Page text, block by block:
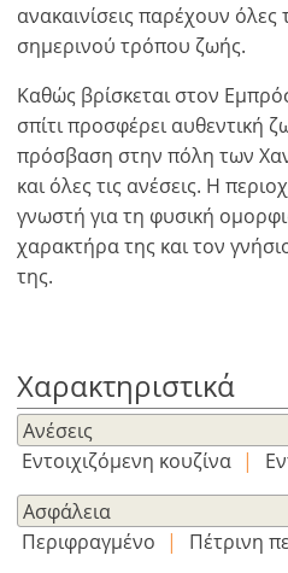
ανακαινίσεις παρέχουν όλες
σημερινού τρόπου ζωής.
Καθώς βρίσκεται στον
σπίτι προσφέρει αυθεντική
πρόσβαση στην πόλη των
και όλες τις ανέσεις. Η
γνωστή για τη φυσική
χαρακτήρα της και τον
της.
Χαρακτηριστικά
Ανέσεις
Εντοιχιζόμενη κουζίνα |
Ασφάλεια
Περιφραγμένο |
Πέτρινη
Νόμισμα
Μονάδες
EUR €
USD - $
GBP - £
m/km/m²
ft/mi/ft²
English
Ελληνικά
Français
Deutsch
Παρακαλώ
κάνετε
login
για
χρήση
της
λειτουργίας